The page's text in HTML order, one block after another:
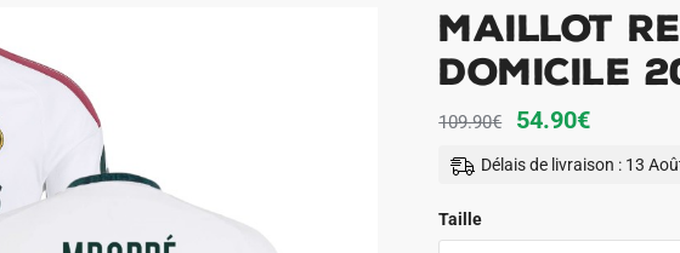
Maillot
Domicile
109.90€
Le
prix
54.90€Le
Délais de livraison : 13
Taille